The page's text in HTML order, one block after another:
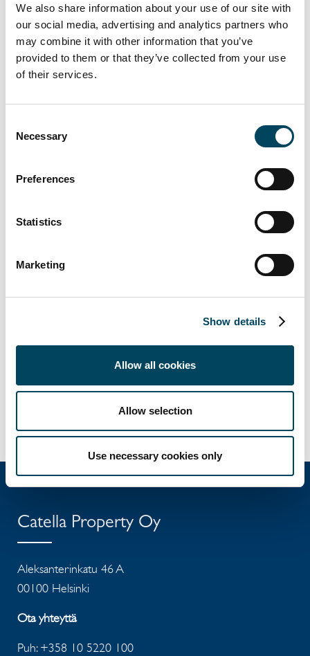
We also share information about your use of our site with
our social media, advertising and analytics partners who
may combine it with other information that you’ve
provided to them or that they’ve collected from your use
of their services.
Selection
Necessary
Preferences
Statistics
Marketing
Show details
Allow all cookies
Allow selection
Use necessary cookies only
pienteollisuusportfolion myynti Blackstonelle
135 miljoonalla eurolla.
Talouden piristyminen ja odotetut
koronlaskut tukevat kiinteistösijoitusmarkkinaa,
kaupankäyntiä. Vaikka aktiivisten core ja core
markkinan käänne parempaan on lähempänä
sijoitusympäristössä on mahdollista tehdä
Markkinakatsauksen voi tilata veloituksetta
sähköpostitse:info@catella.fi.
p. 040 8222 580
petteri.kokko@catella.fi
Catella Property Oy
Aleksanterinkatu 46 A
00100 Helsinki
Ota yhteyttä
Puh: +358 10 5220 100